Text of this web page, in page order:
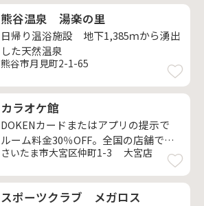
熊谷温泉 湯楽の里
日帰り温浴施設 地下1,385ｍから湧出
した天然温泉
熊谷市月見町2-1-65
カラオケ館
DOKENカードまたはアプリの提示で
ルーム料金30％OFF。全国の店舗で利
用できます。
さいたま市大宮区仲町1-3 大宮店
スポーツクラブ メガロス